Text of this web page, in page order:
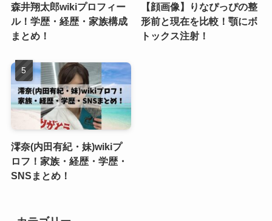
森井翔太郎wikiプロフィー
ル！学歴・経歴・家族構成
まとめ！
【顔画像】りなぴっぴの整
形前と現在を比較！顎にボ
トックス注射！
澪奈(内田有紀・妹)wikiプ
ロフ！家族・経歴・学歴・
SNSまとめ！